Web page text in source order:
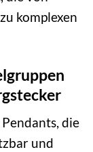
komplexen
die
und